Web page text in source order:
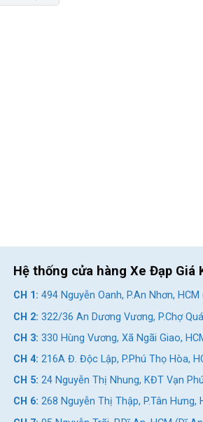
Hệ thống cửa hàng Xe Đạp Giá
CH 1: 494 Nguyễn Oanh, P.An Nhơn,
CH 2: 322/36 An Dương Vương, P.Chợ
CH 3: 330 Hùng Vương, Xã Ngãi Giao,
CH 4: 216A Đ. Độc Lập, P.Phú Thọ Hòa,
CH 5: 24 Nguyễn Thị Nhung, KĐT Vạn
CH 6: 268 Nguyễn Thị Thập, P.Tân Hưng,